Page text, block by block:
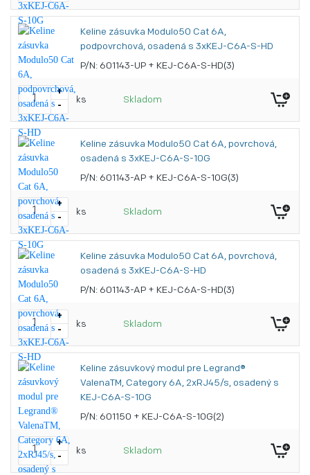
Keline zásuvka Modulo50 Cat 6A,
podpovrchová, osadená s 3xKEJ-C6A-S-HD
P/N: 601143-UP + KEJ-C6A-S-HD(3)
+
-
ks Skladom
Keline zásuvka Modulo50 Cat 6A, povrchová,
osadená s 3xKEJ-C6A-S-10G
P/N: 601143-AP + KEJ-C6A-S-10G(3)
+
-
ks Skladom
Keline zásuvka Modulo50 Cat 6A, povrchová,
osadená s 3xKEJ-C6A-S-HD
P/N: 601143-AP + KEJ-C6A-S-HD(3)
+
-
ks Skladom
Keline zásuvkový modul pre Legrand®
ValenaTM, Category 6A, 2xRJ45/s, osadený s
KEJ-C6A-S-10G
P/N: 601150 + KEJ-C6A-S-10G(2)
+
-
ks Skladom